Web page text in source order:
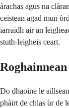
àrachas agus na
ceistean agad mun
iarraidh air an
stuth-leigheis ceart.
Do dhaoine le
phàirt de chlas ùr de